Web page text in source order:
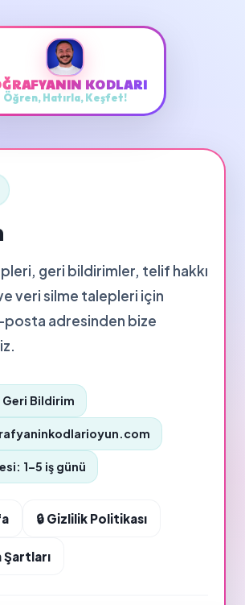
KODLARI
Öğren, Hatırla, Keşfet!
geri bildirimler, telif hakkı
veri silme talepleri için
posta adresinden bize
Geri Bildirim
1–5 iş günü
🔒 Gizlilik Politikası
Şartları